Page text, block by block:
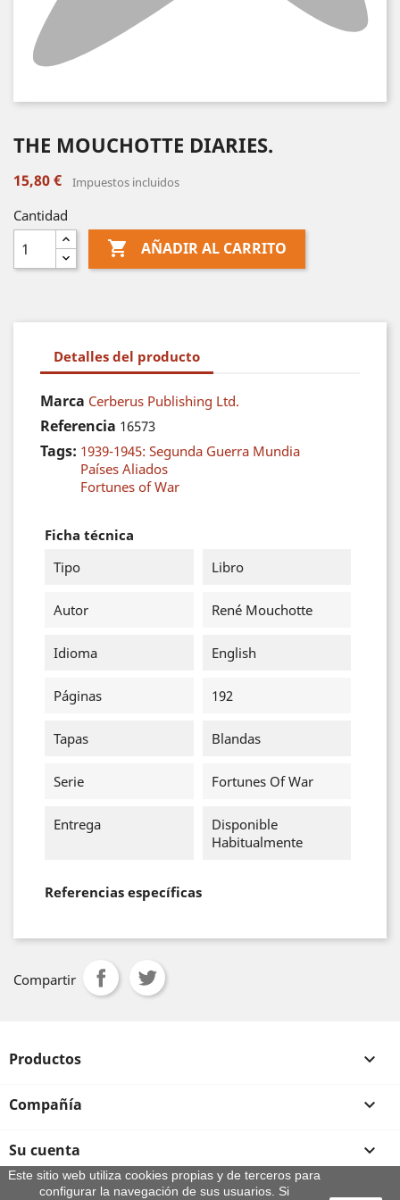
THE MOUCHOTTE DIARIES.
15,80 € Impuestos incluidos
Cantidad
 AÑADIR AL CARRITO
Detalles del producto
Marca Cerberus Publishing Ltd.
Referencia 16573
Tags: 1939-1945: Segunda Guerra Mundia
Países Aliados
Fortunes of War
Ficha técnica
Tipo
Libro
Autor René Mouchotte
Idioma English
Páginas 192
Tapas Blandas
Serie Fortunes Of War
Entrega
Disponible
Habitualmente
Referencias específicas
Compartir
Productos 
Compañía 
Su cuenta 
Información de la tienda
Este sitio web utiliza cookies propias y de terceros para
configurar la navegación de sus usuarios. Si